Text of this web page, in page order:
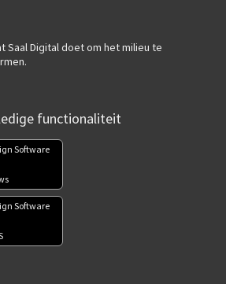
Saal Digital doet om het milieu te
functionaliteit
Software
Software